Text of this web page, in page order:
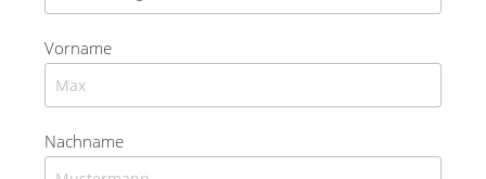
Vorname
Nachname